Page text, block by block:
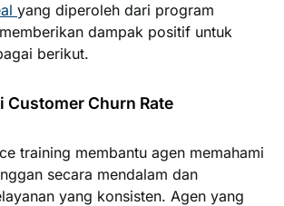
yang diperoleh dari program
dampak positif untuk
berikut.
Customer Churn Rate
training membantu agen memahami
secara mendalam dan
yang konsisten. Agen yang